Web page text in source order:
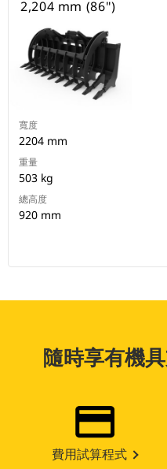
2,204 mm (86")
寬度
2204 mm
重量
503 kg
總高度
920 mm
隨時享有機
費用試算程式